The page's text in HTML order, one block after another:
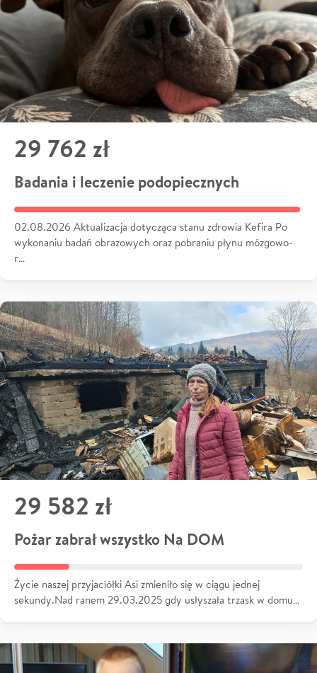
29 762 zł
Badania i leczenie podopiecznych
02.08.2026 Aktualizacja dotycząca stanu zdrowia Kefira Po
wykonaniu badań obrazowych oraz pobraniu płynu mózgowo-
r…
29 582 zł
Pożar zabrał wszystko Na DOM
Życie naszej przyjaciółki Asi zmieniło się w ciągu jednej
sekundy.Nad ranem 29.03.2025 gdy usłyszała trzask w domu…